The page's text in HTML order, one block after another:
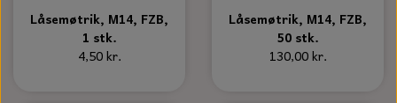
Låsemøtrik, M14, FZB,
1 stk.
4,50 kr.
Låsemøtrik, M14, FZB,
50 stk.
130,00 kr.